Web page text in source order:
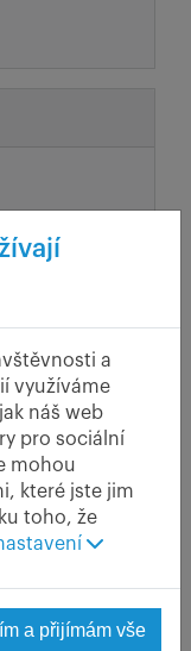
rýže
ještě
než
a
využíváme
náš web
pro sociální
mohou
které jste jim
toho, že
a přijímám vše